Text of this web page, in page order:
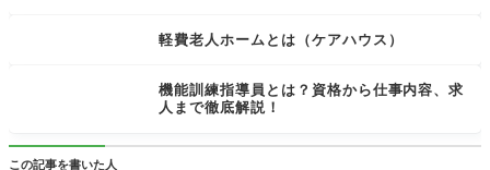
軽費老人ホームとは（ケアハウス）
機能訓練指導員とは？資格から仕事内容、求
人まで徹底解説！
この記事を書いた人